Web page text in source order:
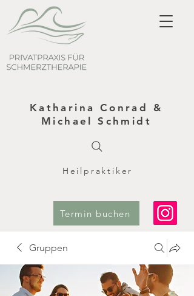
Heilpraktiker
Katharina Conrad &
Michael Schmidt
Termin buchen
Gruppen